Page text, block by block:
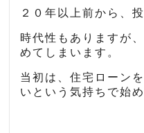
２０年以上前から、
時代性もありますが
めてしまいます。
当初は、住宅ローン
いという気持ちで始